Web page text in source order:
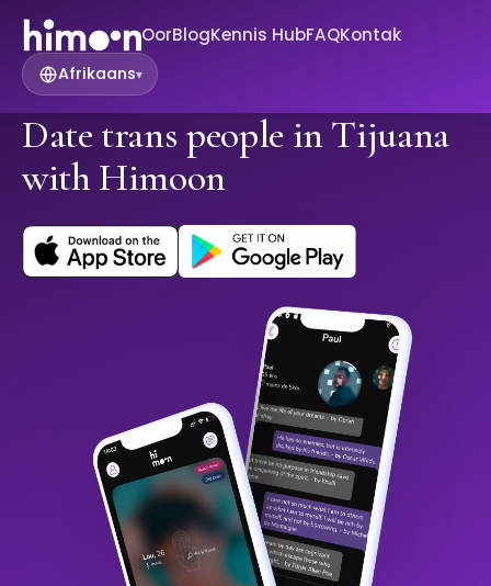
OorBlogKennis HubFAQKontak
Afrikaans▾
Date trans people in Tijuana
with Himoon